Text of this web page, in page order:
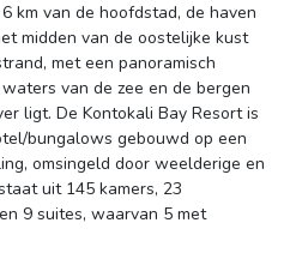
km van de hoofdstad, de haven
midden van de oostelijke kust
met een panoramisch
van de zee en de bergen
ligt. De Kontokali Bay Resort is
bungalows gebouwd op een
omsingeld door weelderige en
uit 145 kamers, 23
9 suites, waarvan 5 met